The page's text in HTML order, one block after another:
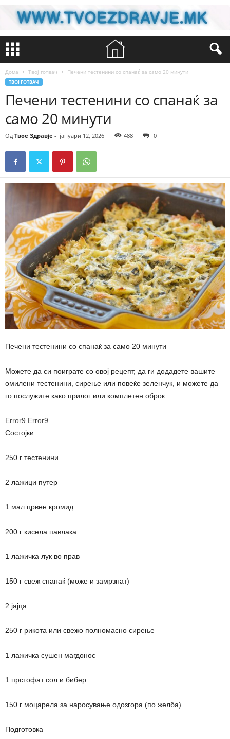
Дома Твој готвач Печени тестенини со спанаќ за само 20 минути
ТВОЈ ГОТВАЧ
Печени тестенини со спанаќ за
само 20 минути
Од Твое Здравје - јануари 12, 2026 488 0
Печени тестенини со спанаќ за само 20 минути
Можете да си поиграте со овој рецепт, да ги додадете вашите
омилени тестенини, сирење или повеќе зеленчук, и можете да
го послужите како прилог или комплетен оброк.
Error9 Error9
Состојки
250 г тестенини
2 лажици путер
1 мал црвен кромид
200 г кисела павлака
1 лажичка лук во прав
150 г свеж спанаќ (може и замрзнат)
2 јајца
250 г рикота или свежо полномасно сирење
1 лажичка сушен магдонос
1 прстофат сол и бибер
150 г моцарела за наросување одозгора (по желба)
Подготовка